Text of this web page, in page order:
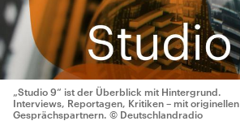
„Studio 9“ ist der Überblick mit Hintergrund.
Interviews, Reportagen, Kritiken – mit originellen
Gesprächspartnern. © Deutschlandradio